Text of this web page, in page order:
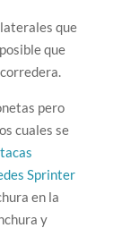
que
que
pero
cuales se
Sprinter
en la
y